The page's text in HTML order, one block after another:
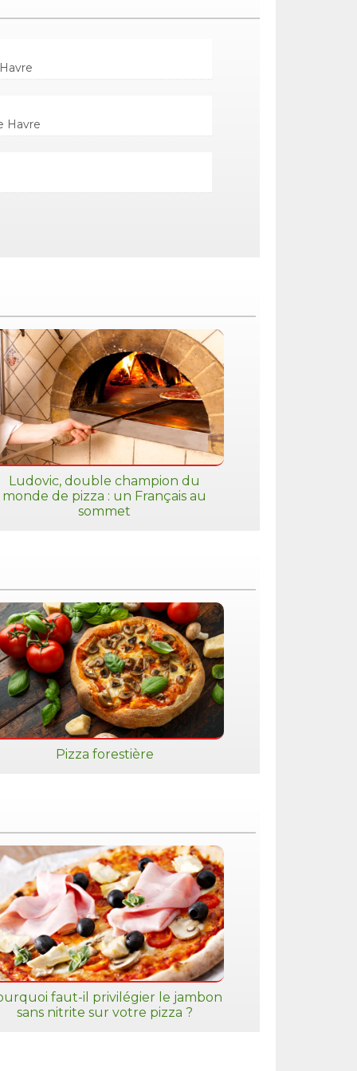
Havre
Ludovic, double champion du
monde de pizza : un Français au
sommet
Pizza forestière
faut-il privilégier le jambon
sans nitrite sur votre pizza ?